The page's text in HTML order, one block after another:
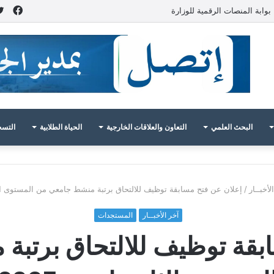
بوابة المنصات الرقمية للوزارة
البحث العلمي التعاون والعلاقات الخارجية الحياة الطلابية
/ إعلان عن فتح مسابقة توظيف للالتحاق برتبة منشط جامعي من المستوى
آخر الأخبــار المستجدات
توظيف للالتحاق